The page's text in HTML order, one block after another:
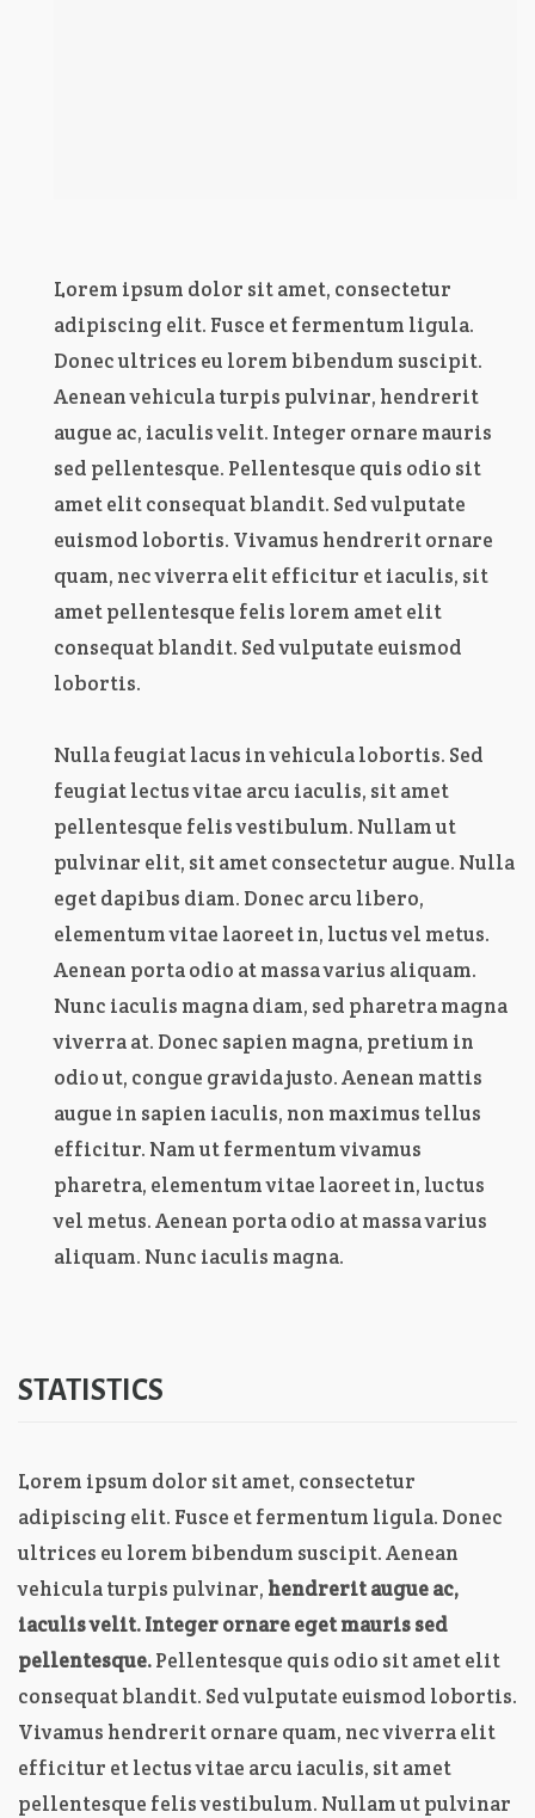
Lorem ipsum dolor sit amet, consectetur
adipiscing elit. Fusce et fermentum ligula.
Donec ultrices eu lorem bibendum suscipit.
Aenean vehicula turpis pulvinar, hendrerit
augue ac, iaculis velit. Integer ornare mauris
sed pellentesque. Pellentesque quis odio sit
amet elit consequat blandit. Sed vulputate
euismod lobortis. Vivamus hendrerit ornare
quam, nec viverra elit efficitur et iaculis, sit
amet pellentesque felis lorem amet elit
consequat blandit. Sed vulputate euismod
lobortis.
Nulla feugiat lacus in vehicula lobortis. Sed
feugiat lectus vitae arcu iaculis, sit amet
pellentesque felis vestibulum. Nullam ut
pulvinar elit, sit amet consectetur augue. Nulla
eget dapibus diam. Donec arcu libero,
elementum vitae laoreet in, luctus vel metus.
Aenean porta odio at massa varius aliquam.
Nunc iaculis magna diam, sed pharetra magna
viverra at. Donec sapien magna, pretium in
odio ut, congue gravida justo. Aenean mattis
augue in sapien iaculis, non maximus tellus
efficitur. Nam ut fermentum vivamus
pharetra, elementum vitae laoreet in, luctus
vel metus. Aenean porta odio at massa varius
aliquam. Nunc iaculis magna.
STATISTICS
Lorem ipsum dolor sit amet, consectetur
adipiscing elit. Fusce et fermentum ligula. Donec
ultrices eu lorem bibendum suscipit. Aenean
vehicula turpis pulvinar, hendrerit augue ac,
iaculis velit. Integer ornare eget mauris sed
pellentesque.Pellentesque quis odio sit amet elit
consequat blandit. Sed vulputate euismod lobortis.
Vivamus hendrerit ornare quam, nec viverra elit
efficitur et lectus vitae arcu iaculis, sit amet
pellentesque felis vestibulum. Nullam ut pulvinar